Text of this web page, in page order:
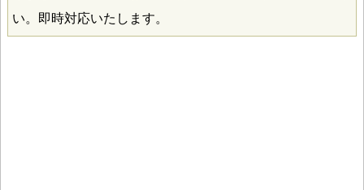
い。即時対応いたします。